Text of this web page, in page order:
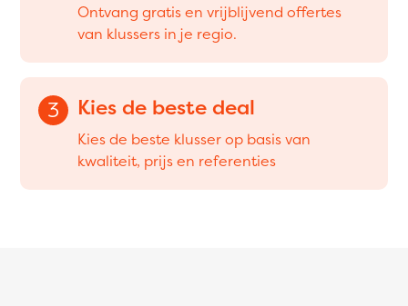
Ontvang gratis en vrijblijvend offertes
van klussers in je regio.
3 Kies de beste deal
Kies de beste klusser op basis van
kwaliteit, prijs en referenties